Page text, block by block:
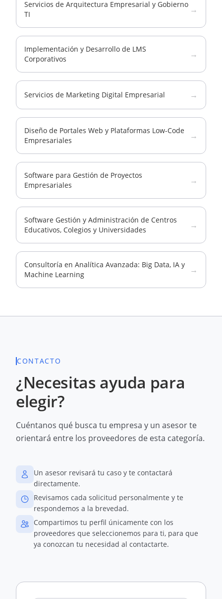
Servicios de Arquitectura Empresarial y Gobierno
TI
→
Implementación y Desarrollo de LMS
Corporativos
→
Servicios de Marketing Digital Empresarial →
Diseño de Portales Web y Plataformas Low-Code
Empresariales
→
Software para Gestión de Proyectos
Empresariales
→
Software Gestión y Administración de Centros
Educativos, Colegios y Universidades
→
Consultoría en Analítica Avanzada: Big Data, IA y
Machine Learning
→
CONTACTO
¿Necesitas ayuda para
elegir?
Cuéntanos qué busca tu empresa y un asesor te
orientará entre los proveedores de esta categoría.
Un asesor revisará tu caso y te contactará
directamente.
Revisamos cada solicitud personalmente y te
respondemos a la brevedad.
Compartimos tu perfil únicamente con los
proveedores que seleccionemos para ti, para que
ya conozcan tu necesidad al contactarte.